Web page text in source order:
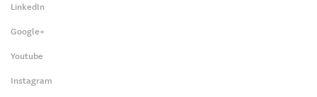
LinkedIn
Google+
Youtube
Instagram